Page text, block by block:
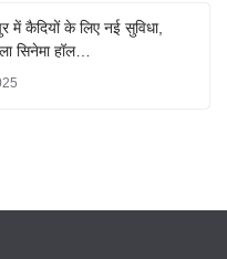
में कैदियों के लिए नई सुविधा,
सिनेमा हॉल…